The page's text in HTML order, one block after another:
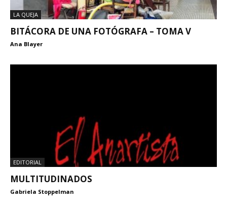
LA QUEJA
BITÁCORA DE UNA FOTÓGRAFA – TOMA V
Ana Blayer
EDITORIAL
MULTITUDINADOS
Gabriela Stoppelman